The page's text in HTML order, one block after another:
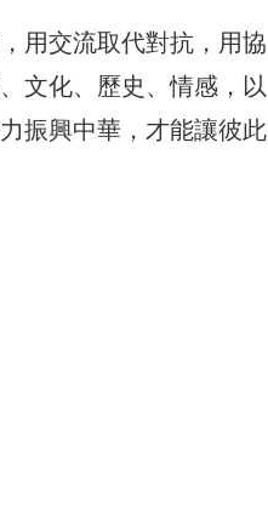
用交流取代對抗，用協
文化、歷史、情感，以
振興中華，才能讓彼此